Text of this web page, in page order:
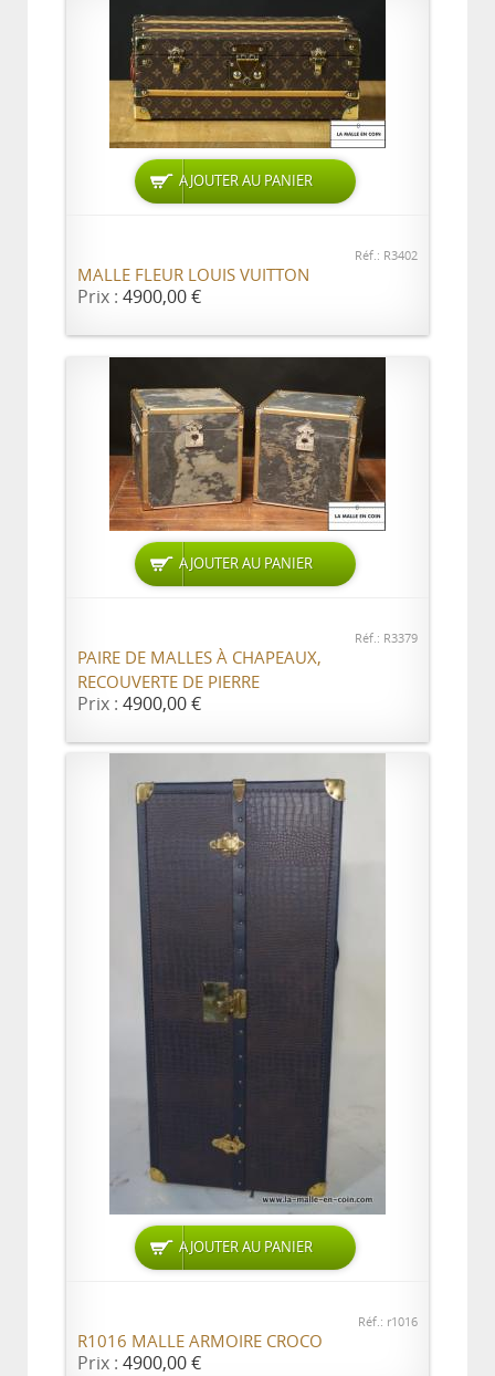
AJOUTER AU PANIER
Réf.: R3402
MALLE FLEUR LOUIS VUITTON
Prix : 4900,00 €
AJOUTER AU PANIER
Réf.: R3379
PAIRE DE MALLES À CHAPEAUX,
RECOUVERTE DE PIERRE
Prix : 4900,00 €
AJOUTER AU PANIER
Réf.: r1016
R1016 MALLE ARMOIRE CROCO
Prix : 4900,00 €